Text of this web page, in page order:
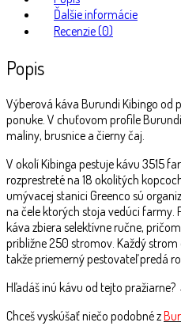
Ďalšie informácie
Recenzie (0)
Popis
Výberová káva Burundi Kibingo od
ponuke. V chuťovom profile
maliny, brusnice a čierny čaj.
V okolí Kibinga pestuje kávu 3515
rozprestreté na 18 okolitých
umývacej stanici Greenco sú
na čele ktorých stoja vedúci farmy.
káva zbiera selektívne ručne,
približne 250 stromov. Každý strom
takže priemerný pestovateľ predá
Hľadáš inú kávu od tejto
Chceš vyskúšať niečo podobné z